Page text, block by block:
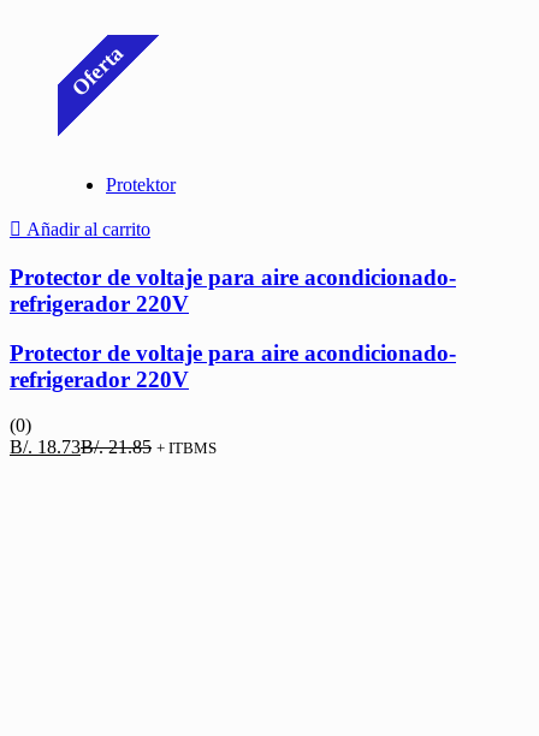
Oferta
Protektor
Añadir al carrito
Protector de voltaje para aire acondicionado-
refrigerador 220V
Protector de voltaje para aire acondicionado-
refrigerador 220V
(0)
B/. 18.73El
B/.21.85 El
+ ITBMS